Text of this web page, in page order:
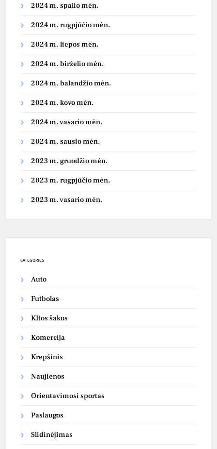
2024 m. spalio mėn.
2024 m. rugpjūčio mėn.
2024 m. liepos mėn.
2024 m. birželio mėn.
2024 m. balandžio mėn.
2024 m. kovo mėn.
2024 m. vasario mėn.
2024 m. sausio mėn.
2023 m. gruodžio mėn.
2023 m. rugpjūčio mėn.
2023 m. vasario mėn.
CATEGORIES
Auto
Futbolas
KItos šakos
Komercija
Krepšinis
Naujienos
Orientavimosi sportas
Paslaugos
Slidinėjimas